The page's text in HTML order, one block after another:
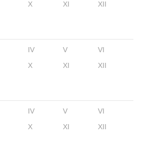
X XI XII
IV V
VI
X XI XII
IV V
VI
X XI XII